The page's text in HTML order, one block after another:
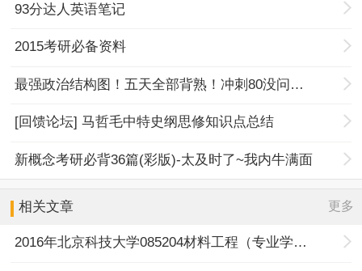
93分达人英语笔记
2015考研必备资料
最强政治结构图！五天全部背熟！冲刺80没问题！
[回馈论坛] 马哲毛中特史纲思修知识点总结
新概念考研必背36篇(彩版)-太及时了~我内牛满面
相关文章 更多
2016年北京科技大学085204材料工程（专业学位）考研报录比